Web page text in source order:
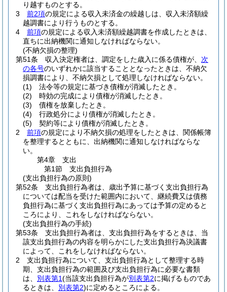
り越すものとする。
3
前2項の規定による収入未済金の繰越しは、収入未済額繰
越調書により行うものとする。
4
前項の規定による収入未済額繰越調書を作成したときは、
直ちに出納機関に通知しなければならない。
(不納欠損の整理)
第51条
収入決定権者は、調定をした歳入に係る債権が、 次
の各号のいずれかに該当することとなったときは、不納欠
損調書により、不納欠損として処理しなければならない。
(1)
法令等の規定に基づき債権が消滅したとき。
(2)
時効の完成により債権が消滅したとき。
(3)
債権を放棄したとき。
(4)
行政処分により債権が消滅したとき。
(5)
契約等により債権が消滅したとき。
2
前項の規定により不納欠損の処理をしたときは、関係帳簿
を整理するとともに、出納機関に通知しなければならな
い。
第4章
支出
第1節
支出負担行為
(支出負担行為の原則)
第52条
支出負担行為者は、歳出予算に基づく支出負担行為
については配当を受けた範囲内において、継続費又は債務
負担行為に基づく支出負担行為にあっては予算の定めると
ころにより、これをしなければならない。
(支出負担行為の手続)
第53条
支出負担行為者は、支出負担行為をするときは、当
該支出負担行為の内容を明らかにした支出負担行為決議書
によって、これをしなければならない。
2
支出負担行為について、支出負担行為として整理する時
期、支出負担行為の範囲及び支出負担行為に必要な書類
は、 別表第1(当該支出負担行為が別表第2に掲げるものであ
るときは、 別表第2)に定めるところによる。